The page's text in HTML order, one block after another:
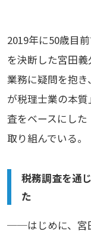
2019年に50歳目
を決断した宮田
業務に疑問を抱
が税理士業の本
査をベースにし
取り組んでいる。
税務調査を通
た
──はじめに、宮